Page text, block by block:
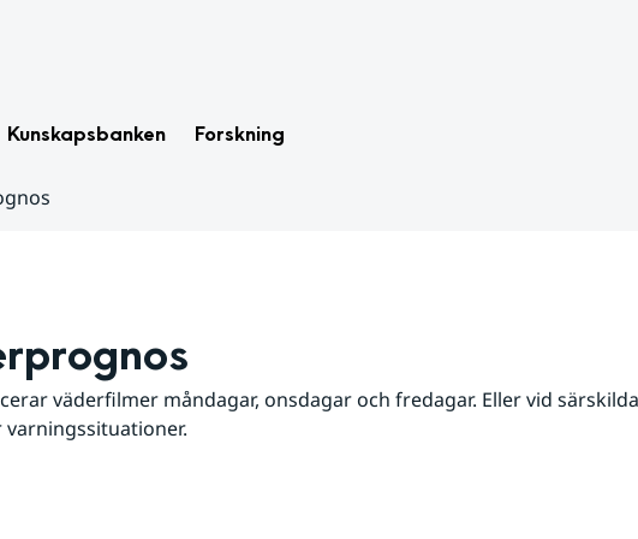
Kunskapsbanken Forskning
väderfilmer måndagar, onsdagar och fredagar. Eller vid särskilda
varningssituationer.